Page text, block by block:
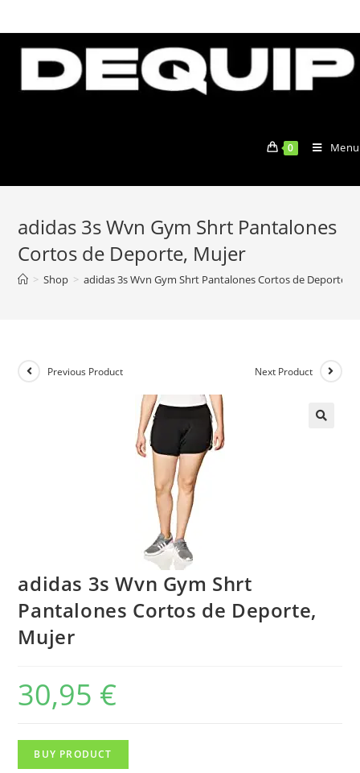
to
content
0 Menu
adidas 3s Wvn Gym Shrt Pantalones
Cortos de Deporte, Mujer
> Shop > adidas 3s Wvn Gym Shrt Pantalones Cortos de Deporte,
Previous Product Next Product
adidas 3s Wvn Gym Shrt
Pantalones Cortos de Deporte,
Mujer
30,95 €
BUY PRODUCT